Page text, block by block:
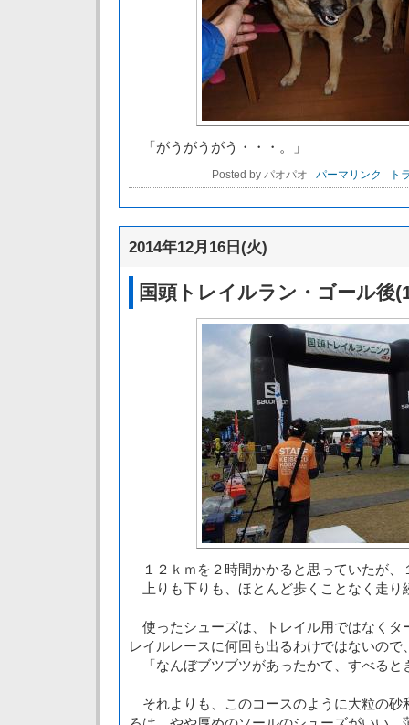
「がうがうがう・・・。」
Posted by パオパオ パーマリンク ト
2014年12月16日(火)
国頭トレイルラン・ゴール後
１２ｋｍを２時間かかると思っていたが、
上りも下りも、ほとんど歩くことなく走り
使ったシューズは、トレイル用ではなくタ
レイルレースに何回も出るわけではないので
「なんぼブツブツがあったかて、すべると
それよりも、このコースのように大粒の砂